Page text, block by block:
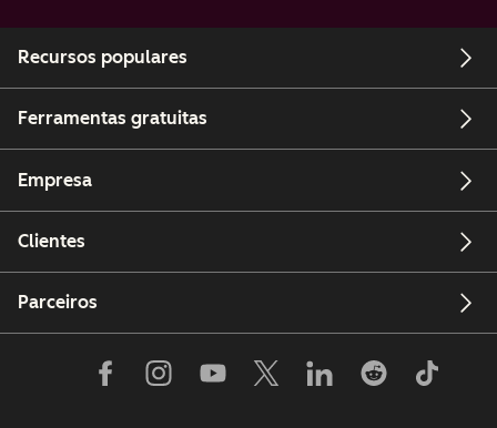
Recursos populares
Ferramentas gratuitas
Empresa
Clientes
Parceiros